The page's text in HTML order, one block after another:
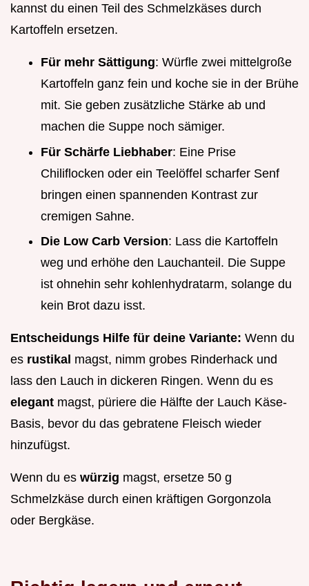
kannst du einen Teil des Schmelzkäses durch
Kartoffeln ersetzen.
Für mehr Sättigung: Würfle zwei mittelgroße
Kartoffeln ganz fein und koche sie in der Brühe
mit. Sie geben zusätzliche Stärke ab und
machen die Suppe noch sämiger.
Für Schärfe Liebhaber: Eine Prise
Chiliflocken oder ein Teelöffel scharfer Senf
bringen einen spannenden Kontrast zur
cremigen Sahne.
Die Low Carb Version: Lass die Kartoffeln
weg und erhöhe den Lauchanteil. Die Suppe
ist ohnehin sehr kohlenhydratarm, solange du
kein Brot dazu isst.
Entscheidungs Hilfe für deine Variante: Wenn du
es rustikal magst, nimm grobes Rinderhack und
lass den Lauch in dickeren Ringen. Wenn du es
elegant magst, püriere die Hälfte der Lauch Käse-
Basis, bevor du das gebratene Fleisch wieder
hinzufügst.
Wenn du es würzig magst, ersetze 50 g
Schmelzkäse durch einen kräftigen Gorgonzola
oder Bergkäse.